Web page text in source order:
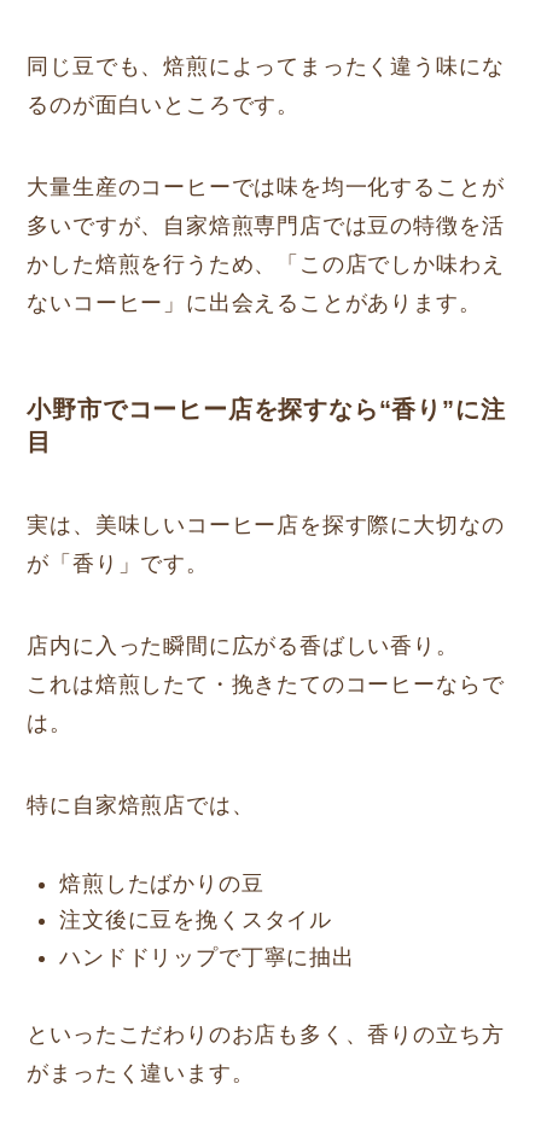
同じ豆でも、焙煎によってまったく違う味にな
るのが面白いところです。
大量生産のコーヒーでは味を均一化することが
多いですが、自家焙煎専門店では豆の特徴を活
かした焙煎を行うため、「この店でしか味わえ
ないコーヒー」に出会えることがあります。
小野市でコーヒー店を探すなら“香り”に注
目
実は、美味しいコーヒー店を探す際に大切なの
が「香り」です。
店内に入った瞬間に広がる香ばしい香り。
これは焙煎したて・挽きたてのコーヒーならで
は。
特に自家焙煎店では、
焙煎したばかりの豆
注文後に豆を挽くスタイル
ハンドドリップで丁寧に抽出
といったこだわりのお店も多く、香りの立ち方
がまったく違います。